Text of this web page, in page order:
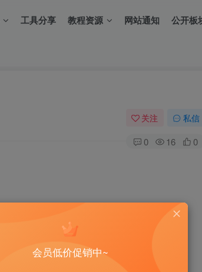
工具分享 教程资源 网站通知 公开板
关注 私信
0 16 0
会员低价促销中~